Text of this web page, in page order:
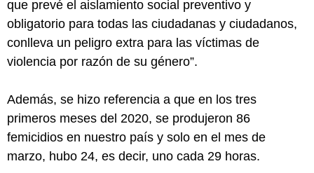
que prevé el aislamiento social preventivo y
obligatorio para todas las ciudadanas y ciudadanos,
conlleva un peligro extra para las víctimas de
violencia por razón de su género”.
Además, se hizo referencia a que en los tres
primeros meses del 2020, se produjeron 86
femicidios en nuestro país y solo en el mes de
marzo, hubo 24, es decir, uno cada 29 horas.